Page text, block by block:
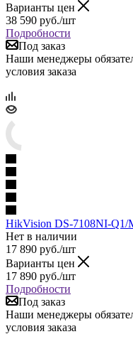
Варианты цен
38 590 руб./шт
Подробности
Под заказ
Наши менеджеры
условия заказа
HikVision DS-7108NI-Q1/
Нет в наличии
17 890 руб./шт
Варианты цен
17 890 руб./шт
Подробности
Под заказ
Наши менеджеры
условия заказа